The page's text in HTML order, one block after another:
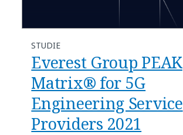
STUDIE
Everest Group PEAK
Matrix® for 5G
Engineering Service
Providers 2021